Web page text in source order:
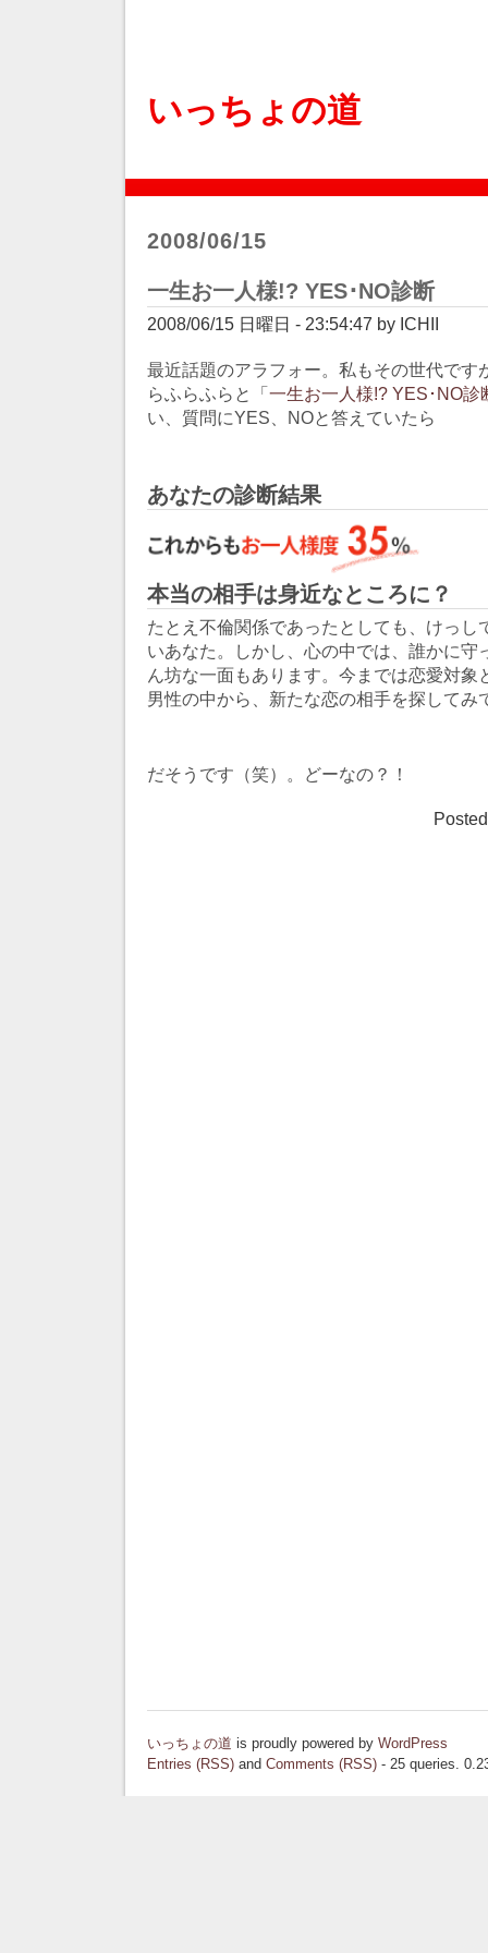
いっちょの道
2008/06/15
一生お一人様!? YES･NO診断
2008/06/15 日曜日 - 23:54:47 by ICHII
最近話題のアラフォー。私もその世代です
らふらふらと「一生お一人様!? YES･NO診
い、質問にYES、NOと答えていたら
あなたの診断結果
本当の相手は身近なところに？
たとえ不倫関係であったとしても、けっし
いあなた。しかし、心の中では、誰かに守
ん坊な一面もあります。今までは恋愛対象
男性の中から、新たな恋の相手を探してみ
だそうです（笑）。どーなの？！
いっちょの道 is proudly powered by WordPress
Entries (RSS) and Comments (RSS) - 25 queries.